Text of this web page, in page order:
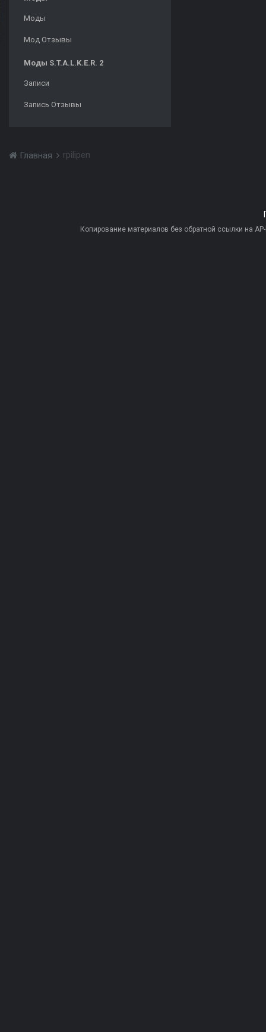
Моды
Мод Отзывы
Моды S.T.A.L.K.E.R. 2
Записи
Запись Отзывы
Главная rpilipen
Копирование материалов без обратной ссылки на